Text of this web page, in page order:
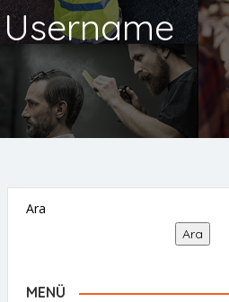
Ara
Ara
MENÜ